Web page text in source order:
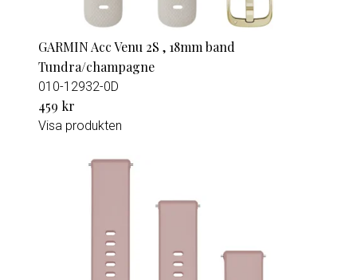
GARMIN Acc Venu 2S , 18mm band
Tundra/champagne
010-12932-0D
459 kr
Visa produkten